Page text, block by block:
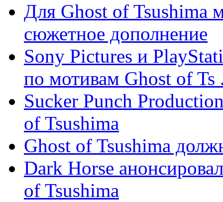
Для Ghost of Tsushima
сюжетное дополнение
Sony Pictures и
по мотивам Ghost of Ts
Sucker Punch
of Tsushima
Ghost of Tsushima
Dark Horse
of Tsushima